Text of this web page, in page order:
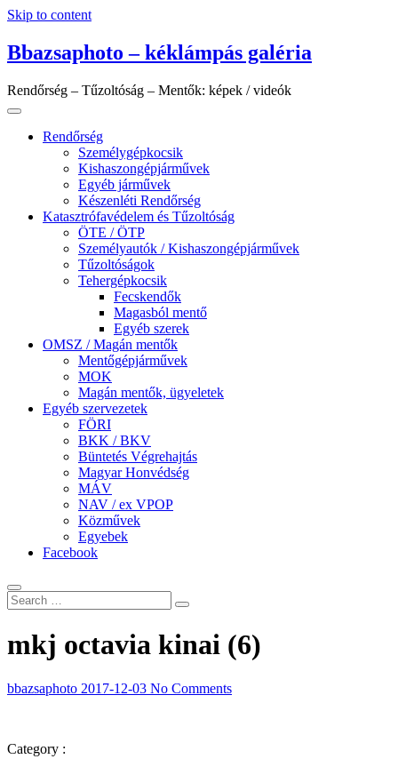
Skip to content
Bbazsaphoto – kéklámpás galéria
Rendőrség – Tűzoltóság – Mentők: képek / videók
Rendőrség
Személygépkocsik
Kishaszongépjárművek
Egyéb járművek
Készenléti Rendőrség
Katasztrófavédelem és Tűzoltóság
ÖTE / ÖTP
Személyautók / Kishaszongépjárművek
Tűzoltóságok
Tehergépkocsik
Fecskendők
Magasból mentő
Egyéb szerek
OMSZ / Magán mentők
Mentőgépjárművek
MOK
Magán mentők, ügyeletek
Egyéb szervezetek
FÖRI
BKK / BKV
Büntetés Végrehajtás
Magyar Honvédség
MÁV
NAV / ex VPOP
Közművek
Egyebek
Facebook
mkj octavia kinai (6)
bbazsaphoto 2017-12-03 No Comments
Category :